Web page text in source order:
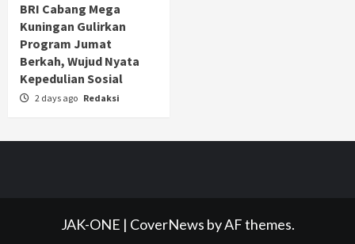
BRI Cabang Mega
Kuningan Gulirkan
Program Jumat
Berkah, Wujud Nyata
Kepedulian Sosial
2 days ago Redaksi
JAK-ONE | CoverNews by AF themes.